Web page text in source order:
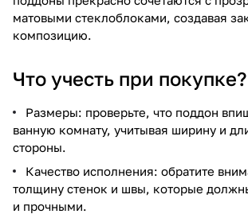
матовыми стеклоблоками, создавая
композицию.
Что учесть при покупке?
Размеры: проверьте, что поддон
ванную комнату, учитывая ширину и
стороны.
Качество исполнения: обратите
толщину стенок и швы, которые
и прочными.